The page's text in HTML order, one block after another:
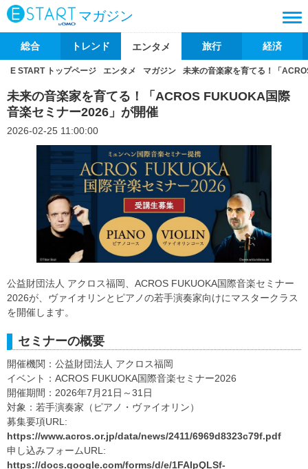
マガジン
総合 トレンド エンタメ 旅行 経済
E START トップページ エンタメ マガジン 未来の音楽家を育てる！「
未来の音楽家を育てる！「ACROS FUKUOKA国際
音楽セミナー2026」が開催
2026-02-25 11:00:00
公益財団法人 アクロス福岡、ACROS FUKUOKA国際音楽セミナー
2026が、ヴァイオリンとピアノの若手演奏家向けにマスタークラス
を開催します。
セミナーの概要
開催機関：公益財団法人 アクロス福岡
イベント：ACROS FUKUOKA国際音楽セミナー2026
開催期間：2026年7月21日～31日
対象：若手演奏家（ピアノ・ヴァイオリン）
募集要項URL:
https://www.acros.or.jp/data/news/2411/6969d8323c79f.pdf
申し込みフォームURL:
https://docs.google.com/forms/d/e/1FAIpQLSf-